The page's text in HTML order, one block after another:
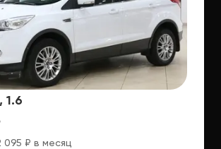
1.6
095 ₽ в месяц